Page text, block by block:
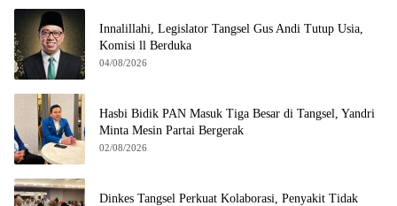
Innalillahi, Legislator Tangsel Gus Andi Tutup Usia,
Komisi ll Berduka
04/08/2026
Hasbi Bidik PAN Masuk Tiga Besar di Tangsel, Yandri
Minta Mesin Partai Bergerak
02/08/2026
Dinkes Tangsel Perkuat Kolaborasi, Penyakit Tidak